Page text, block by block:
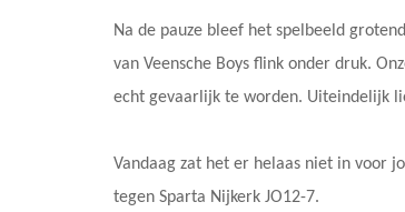
Na de pauze bleef het spelbeeld
van Veensche Boys flink onder druk.
echt gevaarlijk te worden. Uiteindelijk
Vandaag zat het er helaas niet in voor
tegen Sparta Nijkerk JO12-7.